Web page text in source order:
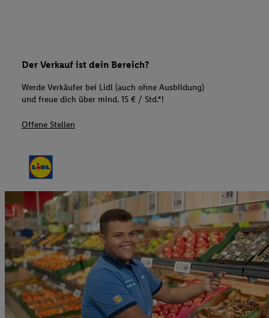
Der Verkauf ist dein Bereich?
Werde Verkäufer bei Lidl (auch ohne Ausbildung)
und freue dich über mind. 15 € / Std.*!
Offene Stellen